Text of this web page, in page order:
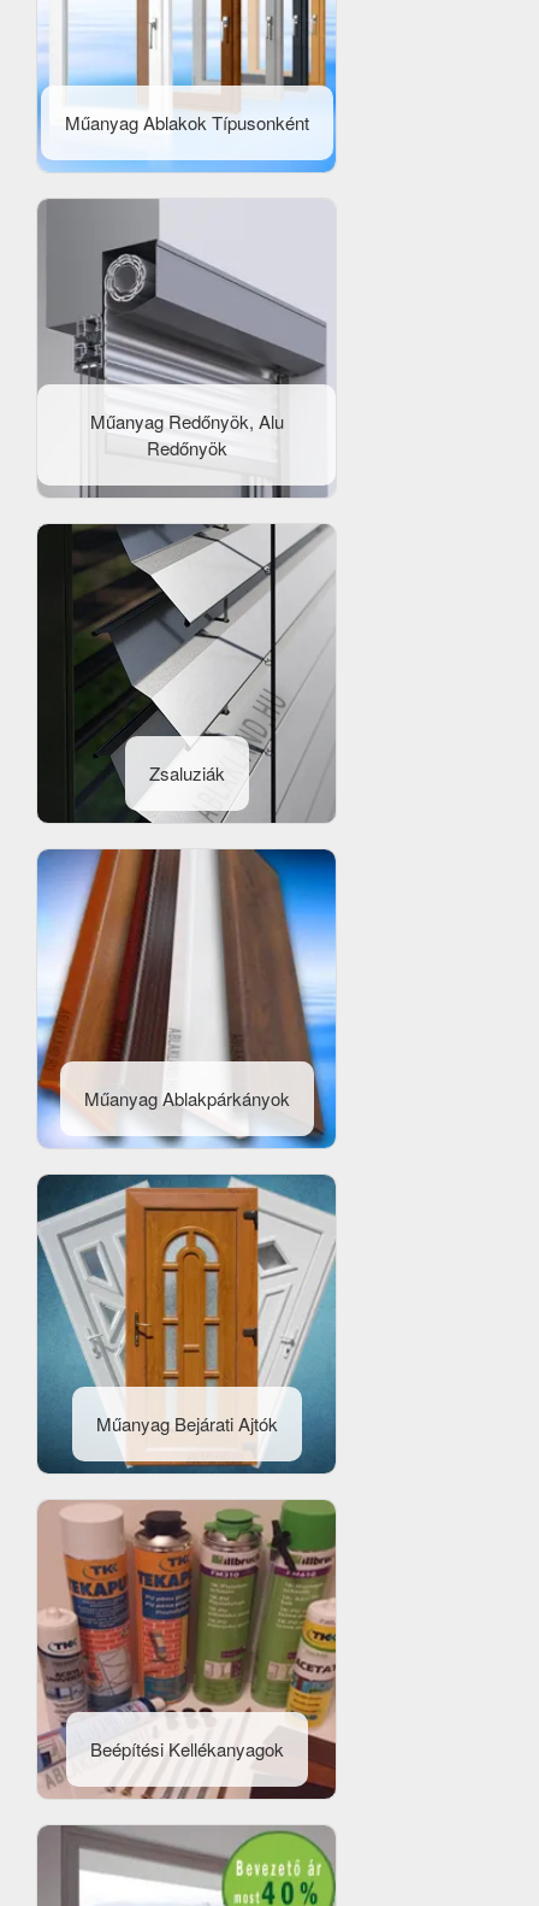
Műanyag Ablakok Típusonként
Műanyag Redőnyök, Alu
Redőnyök
Zsaluziák
Műanyag Ablakpárkányok
Műanyag Bejárati Ajtók
Beépítési Kellékanyagok